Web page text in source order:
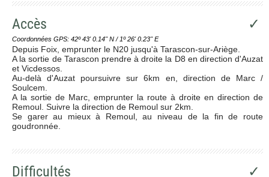
Accès ✓
Coordonnées GPS: 42º 43' 0.14'' N / 1º 26' 0.23'' E
Depuis Foix, emprunter le N20 jusqu'à Tarascon-sur-Ariège.
A la sortie de Tarascon prendre à droite la D8 en direction d'Auzat
et Vicdessos.
Au-delà d'Auzat poursuivre sur 6km en, direction de Marc /
Soulcem.
A la sortie de Marc, emprunter la route à droite en direction de
Remoul. Suivre la direction de Remoul sur 2km.
Se garer au mieux à Remoul, au niveau de la fin de route
goudronnée.
Difficultés ✓